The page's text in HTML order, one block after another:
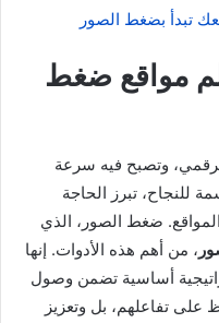
تبدأ بضغط الصور
مواقع ضغط
وتصبح فيه سرعة
للنجاح، تبرز الحاجة
ضغط الصور، الذي
، من أهم هذه الأدوات. إنها
أساسية تضمن وصول
على تفاعلهم، بل وتعزيز